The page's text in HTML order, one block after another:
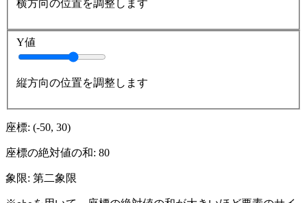
横方向の位置を調整します
Y値
縦方向の位置を調整します
座標: (-50, 30)
座標の絶対値の和: 80
象限: 第二象限